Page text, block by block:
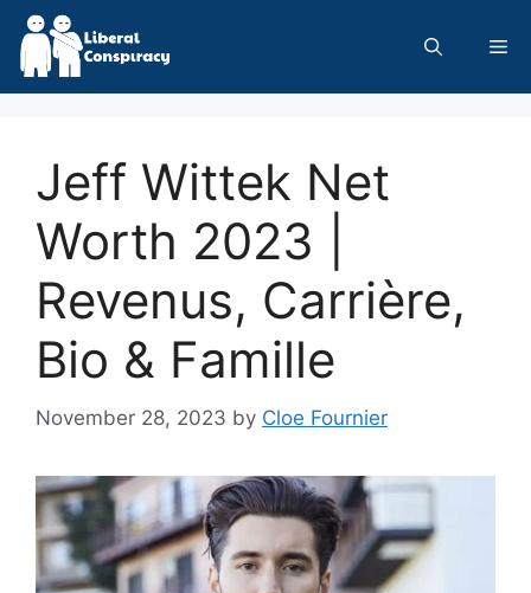
Skip
content
Jeff Wittek Net
Worth 2023 |
Revenus, Carrière,
Bio & Famille
November 28, 2023 by Cloe Fournier